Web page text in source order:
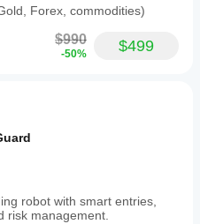
Forex, commodities)
$990
-50% $499
robot with smart entries,
risk management.